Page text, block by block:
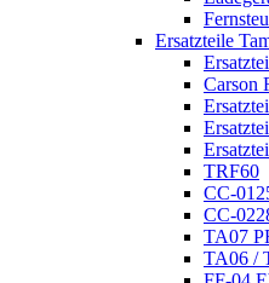
Ersatzteile
Carson
TRF60
CC-01
CC-02
TA07
TA06 /